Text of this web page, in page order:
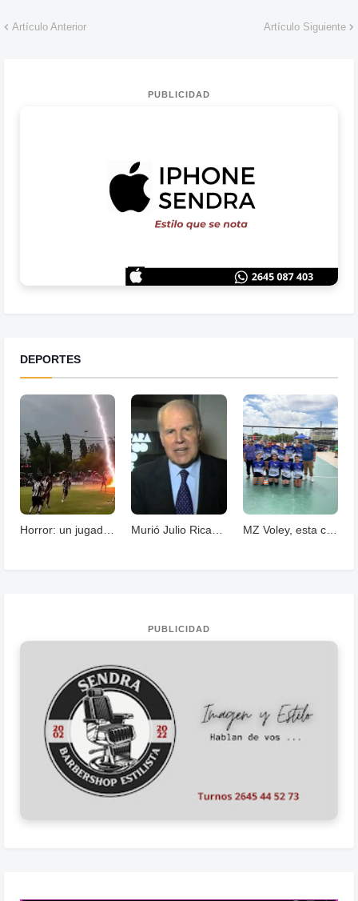
Artículo Anterior Artículo Siguiente
PUBLICIDAD
DEPORTES
MZ Voley, esta cerrando un año con grandes logros
PUBLICIDAD